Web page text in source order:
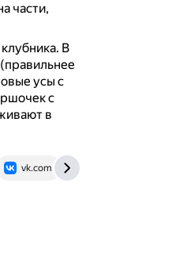
части,
В
усы с
с
в
vk.com